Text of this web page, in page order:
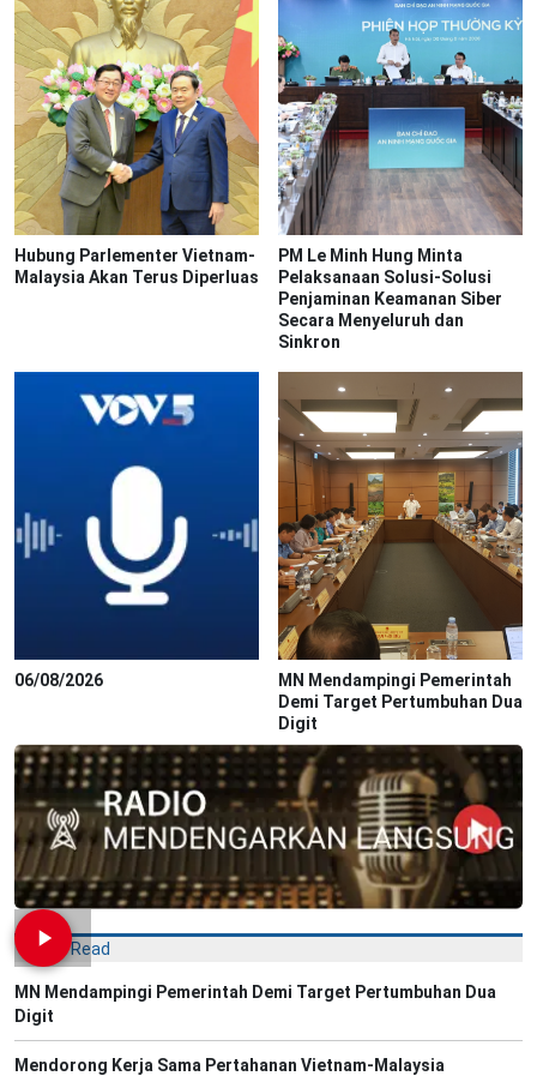
Hubung Parlementer Vietnam-
Malaysia Akan Terus Diperluas
PM Le Minh Hung Minta
Pelaksanaan Solusi-Solusi
Penjaminan Keamanan Siber
Secara Menyeluruh dan
Sinkron
06/08/2026
MN Mendampingi Pemerintah
Demi Target Pertumbuhan Dua
Digit
Most Read
MN Mendampingi Pemerintah Demi Target Pertumbuhan Dua
Digit
Mendorong Kerja Sama Pertahanan Vietnam-Malaysia